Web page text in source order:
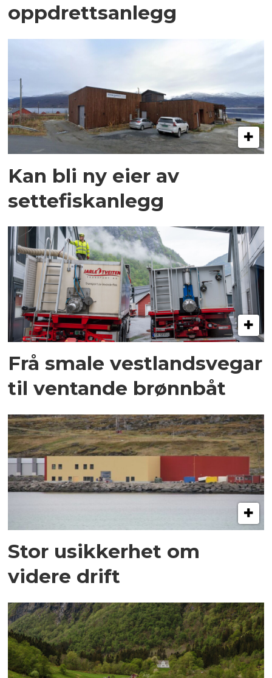
oppdrettsanlegg
Kan bli ny eier av
settefiskanlegg
Frå smale vestlandsvegar
til ventande brønnbåt
Stor usikkerhet om
videre drift